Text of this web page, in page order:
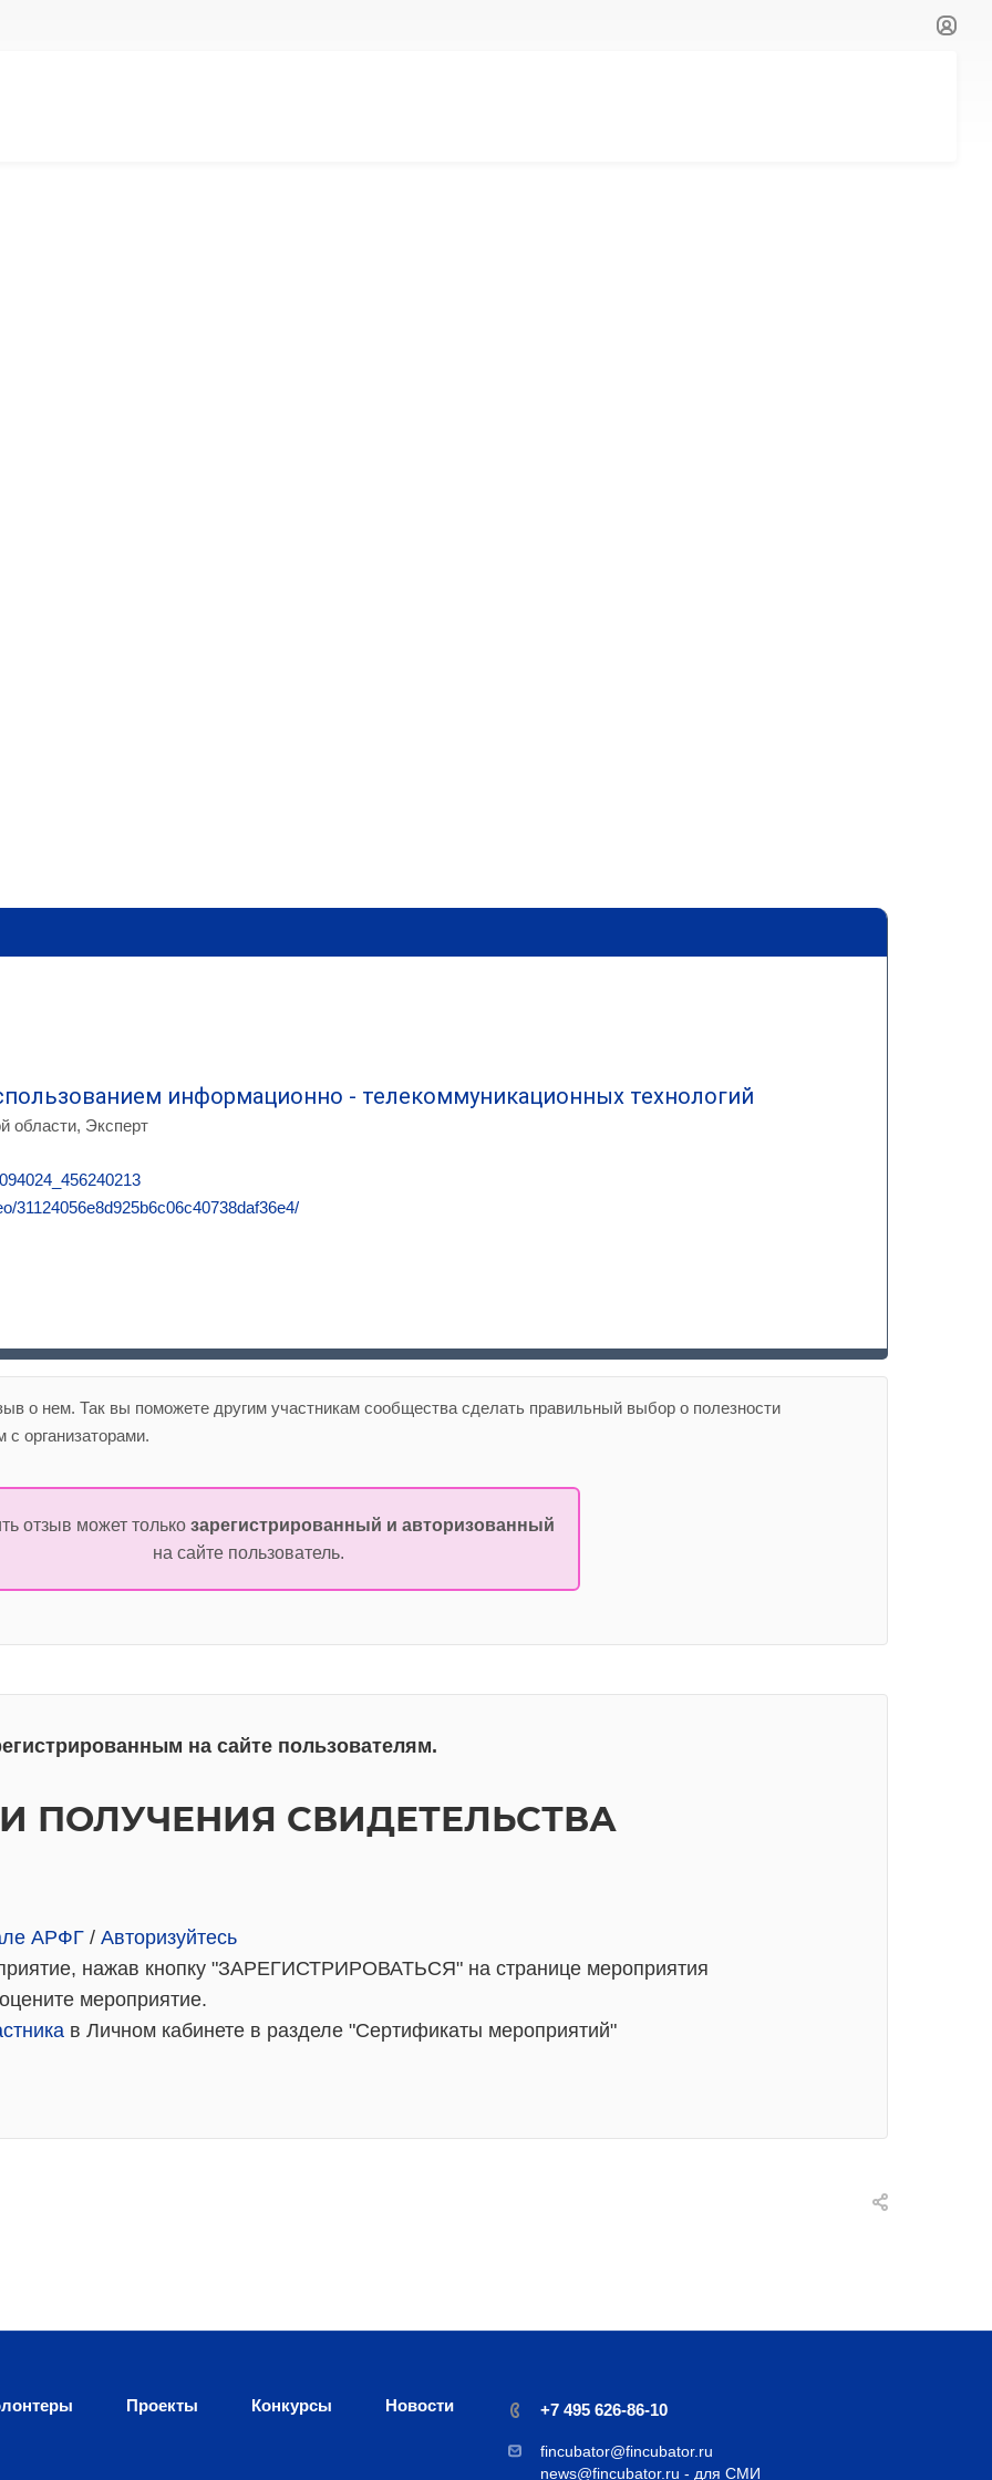
информационно - телекоммуникационных технологий
области, Эксперт
31124056e8d925b6c06c40738daf36e4/
о нем. Так вы поможете другим участникам сообщества сделать правильный выбор о полезности
организаторами.
отзыв может только зарегистрированный и авторизованный
на сайте пользователь.
на сайте пользователям.
ПОЛУЧЕНИЯ СВИДЕТЕЛЬСТВА
АРФГ / Авторизуйтесь
нажав кнопку "ЗАРЕГИСТРИРОВАТЬСЯ" на странице мероприятия
мероприятие.
в Личном кабинете в разделе "Сертификаты мероприятий"
Проекты Конкурсы Новости +7 495 626-86-10
fincubator@fincubator.ru
news@fincubator.ru - для СМИ